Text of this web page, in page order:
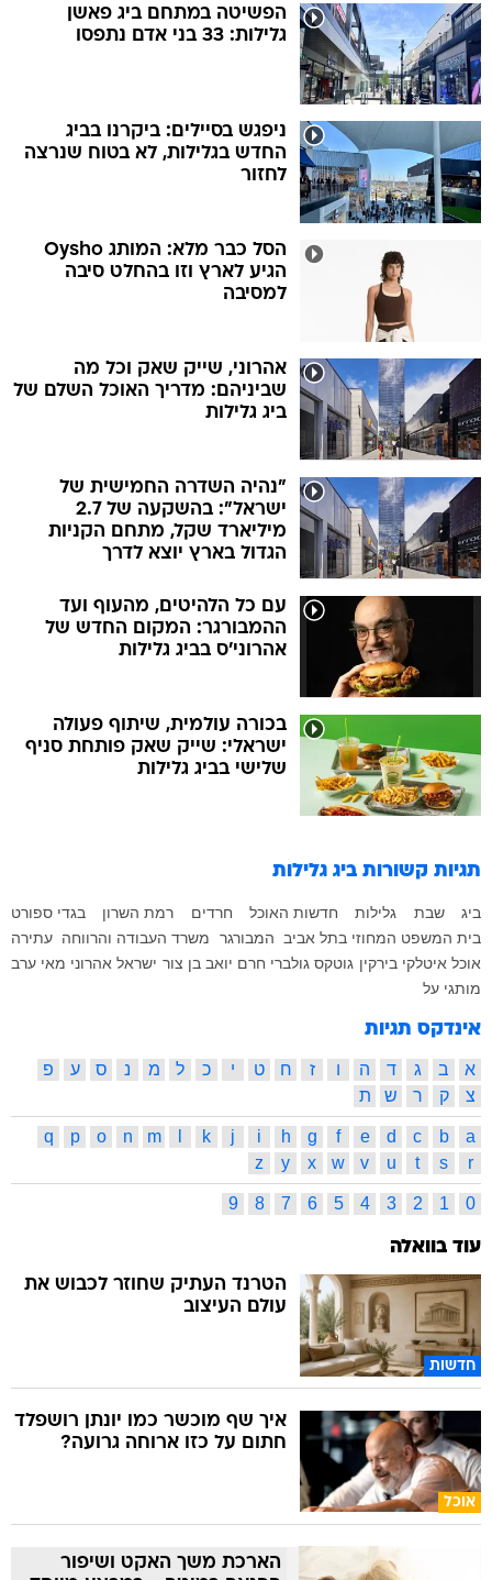
הפשיטה במתחם ביג פאשן
גלילות: 33 בני אדם נתפסו
ניפגש בסיילים: ביקרנו בביג
החדש בגלילות, לא בטוח שנרצה
לחזור
הסל כבר מלא: המותג Oysho
הגיע לארץ וזו בהחלט סיבה
למסיבה
אהרוני, שייק שאק וכל מה
שביניהם: מדריך האוכל השלם של
ביג גלילות
"נהיה השדרה החמישית של
ישראל": בהשקעה של 2.7
מיליארד שקל, מתחם הקניות
הגדול בארץ יוצא לדרך
עם כל הלהיטים, מהעוף ועד
ההמבורגר: המקום החדש של
אהרוני'ס בביג גלילות
בכורה עולמית, שיתוף פעולה
ישראלי: שייק שאק פותחת סניף
שלישי בביג גלילות
תגיות קשורות ביג גלילות
ביג שבת גלילות חדשות האוכל חרדים רמת השרון
בגדי ספורט
בית המשפט המחוזי בתל אביב המבורגר משרד העבודה והרווחה עתירה
אוכל איטלקי בירקין גוטקס גולברי חרם יואב בן צור ישראל אהרוני מאי ערב
מותגי על
אינדקס תגיות
א ב ג ד ה ו ז ח ט י כ ל מ נ ס ע
פ
צ
ק ר ש ת
a
b
c
d
e
f
g
h
i
j
k
m
n
o
p
q
r
s
t
u
v
w
x
y
z
0
1
2
3
4
5
6
7
8
9
עוד בוואלה
חדשות
הטרנד העתיק שחוזר לכבוש את
עולם העיצוב
אוכל
איך שף מוכשר כמו יונתן רושפלד
חתום על כזו ארוחה גרועה?
הארכת משך האקט ושיפור